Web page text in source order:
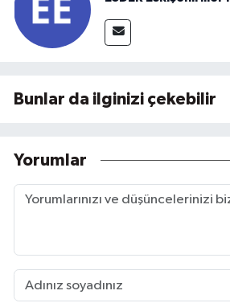
Bunlar da ilginizi çekebilir
Yorumlar